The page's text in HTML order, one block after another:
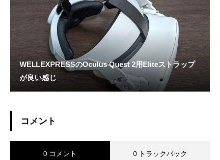
WELLEXPRESSのOculus Quest 2用Eliteストラップ
が良い感じ
コメント
0 コメント 0 トラックバック